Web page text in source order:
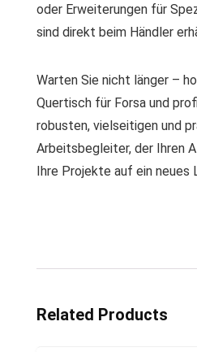
oder Erweiterungen für
sind direkt beim Händler
Warten Sie nicht länger –
Quertisch für Forsa und
robusten, vielseitigen und
Arbeitsbegleiter, der Ihren
Ihre Projekte auf ein neues
Related Products